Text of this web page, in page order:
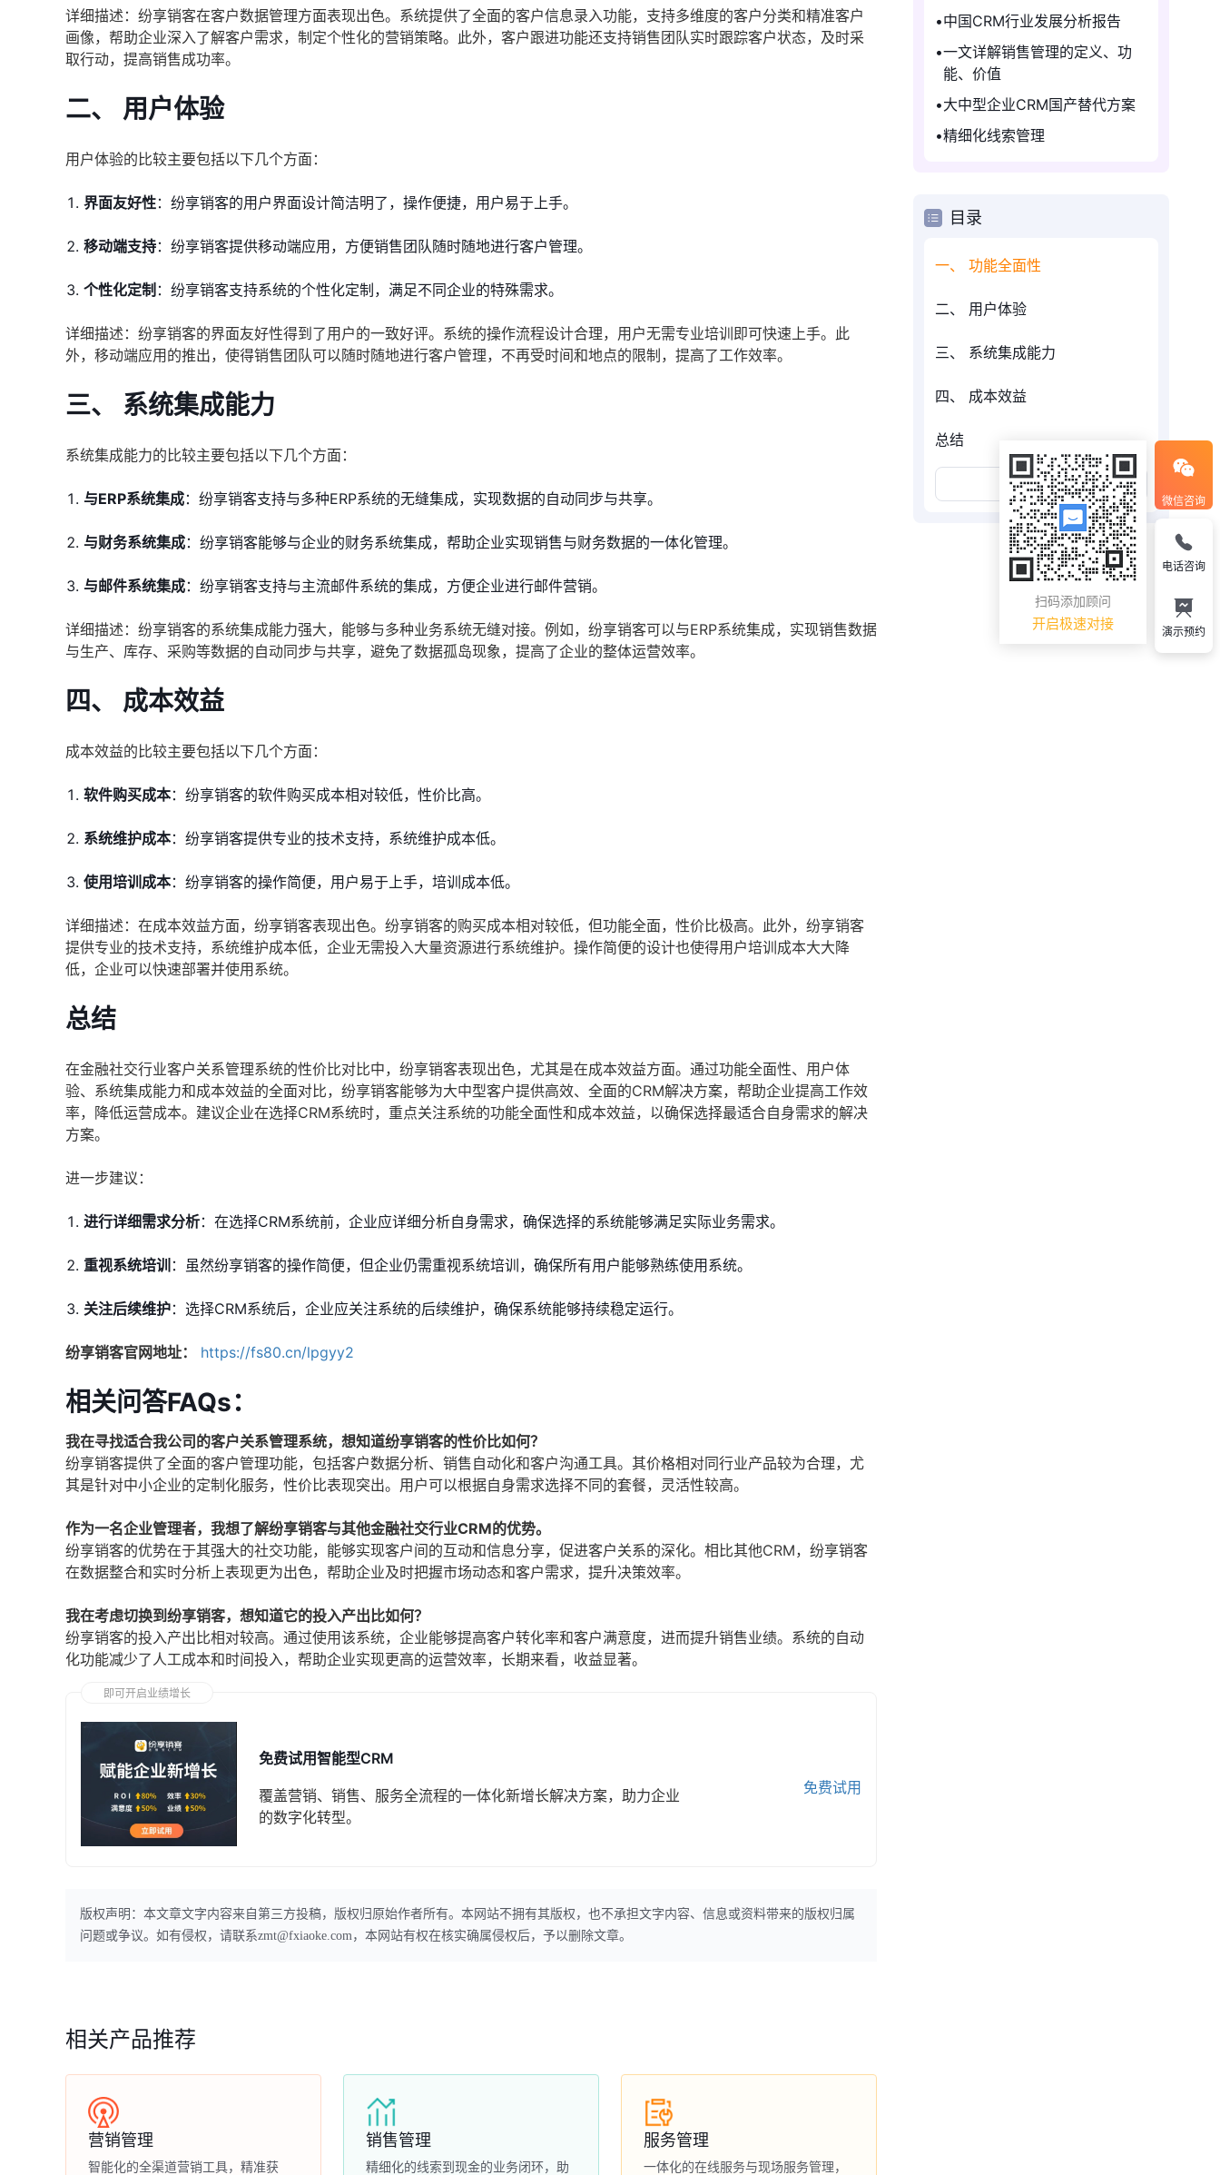
详细描述：纷享销客在客户数据管理方面表现出色。系统提供了全面的客户信息录入功能，支持多维度的客户分类和精准客户
画像，帮助企业深入了解客户需求，制定个性化的营销策略。此外，客户跟进功能还支持销售团队实时跟踪客户状态，及时采
取行动，提高销售成功率。
二、 用户体验
用户体验的比较主要包括以下几个方面：
界面友好性：纷享销客的用户界面设计简洁明了，操作便捷，用户易于上手。
移动端支持：纷享销客提供移动端应用，方便销售团队随时随地进行客户管理。
个性化定制 ：纷享销客支持系统的个性化定制，满足不同企业的特殊需求。
详细描述：纷享销客的界面友好性得到了用户的一致好评。系统的操作流程设计合理，用户无需专业培训即可快速上手。此
外，移动端应用的推出，使得销售团队可以随时随地进行客户管理，不再受时间和地点的限制，提高了工作效率。
三、 系统集成能力
系统集成能力的比较主要包括以下几个方面：
与ERP系统集成：纷享销客支持与多种ERP系统的无缝集成，实现数据的自动同步与共享。
与财务系统集成：纷享销客能够与企业的财务系统集成，帮助企业实现销售与财务数据的一体化管理。
与邮件系统集成：纷享销客支持与主流邮件系统的集成，方便企业进行邮件营销。
详细描述：纷享销客的系统集成能力强大，能够与多种业务系统无缝对接。例如，纷享销客可以与ERP系统集成，实现销售数据
与生产、库存、采购等数据的自动同步与共享，避免了数据孤岛现象，提高了企业的整体运营效率。
四、 成本效益
成本效益的比较主要包括以下几个方面：
软件购买成本：纷享销客的软件购买成本相对较低，性价比高。
系统维护成本：纷享销客提供专业的技术支持，系统维护成本低。
使用培训成本：纷享销客的操作简便，用户易于上手，培训成本低。
详细描述：在成本效益方面，纷享销客表现出色。纷享销客的购买成本相对较低，但功能全面，性价比极高。此外，纷享销客
提供专业的技术支持，系统维护成本低，企业无需投入大量资源进行系统维护。操作简便的设计也使得用户培训成本大大降
低，企业可以快速部署并使用系统。
总结
在金融社交行业客户关系管理系统的性价比对比中，纷享销客表现出色，尤其是在成本效益方面。通过功能全面性、用户体
验、系统集成能力和成本效益的全面对比，纷享销客能够为大中型客户提供高效、全面的CRM解决方案，帮助企业提高工作效
率，降低运营成本。建议企业在选择CRM系统时，重点关注系统的功能全面性和成本效益，以确保选择最适合自身需求的解决
方案。
进一步建议：
进行详细需求分析：在选择CRM系统前，企业应详细分析自身需求，确保选择的系统能够满足实际业务需求。
重视系统培训 ：虽然纷享销客的操作简便，但企业仍需重视系统培训，确保所有用户能够熟练使用系统。
关注后续维护：选择CRM系统后，企业应关注系统的后续维护，确保系统能够持续稳定运行。
纷享销客官网地址： https://fs80.cn/lpgyy2
相关问答FAQs：
我在寻找适合我公司的客户关系管理系统，想知道纷享销客的性价比如何？
纷享销客提供了全面的客户管理功能，包括客户数据分析、销售自动化和客户沟通工具。其价格相对同行业产品较为合理，尤
其是针对中小企业的定制化服务，性价比表现突出。用户可以根据自身需求选择不同的套餐，灵活性较高。
作为一名企业管理者，我想了解纷享销客与其他金融社交行业CRM的优势。
纷享销客的优势在于其强大的社交功能，能够实现客户间的互动和信息分享，促进客户关系的深化。相比其他CRM，纷享销客
在数据整合和实时分析上表现更为出色，帮助企业及时把握市场动态和客户需求，提升决策效率。
我在考虑切换到纷享销客，想知道它的投入产出比如何？
纷享销客的投入产出比相对较高。通过使用该系统，企业能够提高客户转化率和客户满意度，进而提升销售业绩。系统的自动
化功能减少了人工成本和时间投入，帮助企业实现更高的运营效率，长期来看，收益显著。
即可开启业绩增长
免费试用智能型CRM
覆盖营销、销售、服务全流程的一体化新增长解决方案，助力企业
的数字化转型。
免费试用
版权声明：本文章文字内容来自第三方投稿，版权归原始作者所有。本网站不拥有其版权，也不承担文字内容、信息或资料带来的版权归属
问题或争议。如有侵权，请联系zmt@fxiaoke.com，本网站有权在核实确属侵权后，予以删除文章。
相关产品推荐
营销管理
智能化的全渠道营销工具，精准获
销售管理
精细化的线索到现金的业务闭环，助
服务管理
一体化的在线服务与现场服务管理，
中国CRM行业发展分析报告
一文详解销售管理的定义、功
能、价值
大中型企业CRM国产替代方案
精细化线索管理
目录
一、 功能全面性
二、 用户体验
三、 系统集成能力
四、 成本效益
总结
展开更多
微信咨询
扫码添加顾问
开启极速对接
电话咨询
演示预约